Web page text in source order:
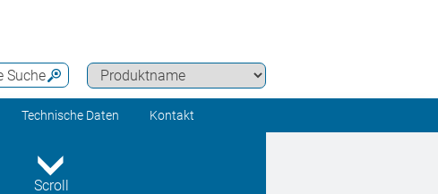
Suche
Technische Daten Kontakt
Scroll